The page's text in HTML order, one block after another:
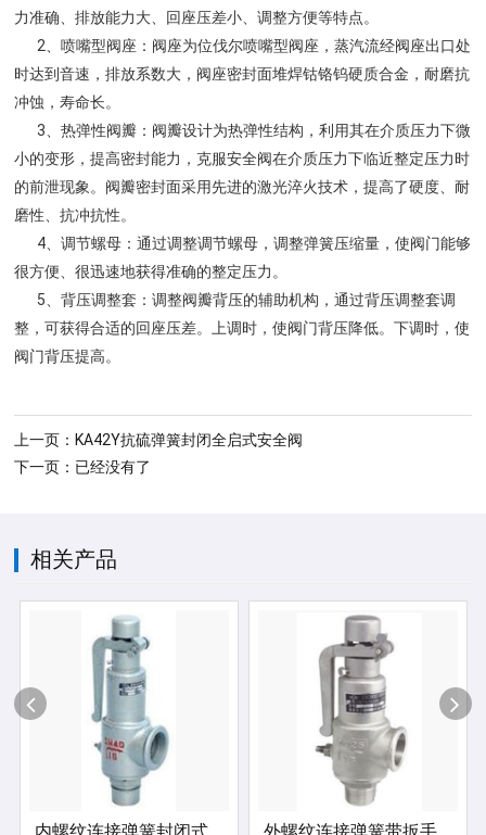
力准确、排放能力大、回座压差小、调整方便等特点。
2、喷嘴型阀座：阀座为位伐尔喷嘴型阀座，蒸汽流经阀座出口处
时达到音速，排放系数大，阀座密封面堆焊钴铬钨硬质合金，耐磨抗
冲蚀，寿命长。
3、热弹性阀瓣：阀瓣设计为热弹性结构，利用其在介质压力下微
小的变形，提高密封能力，克服安全阀在介质压力下临近整定压力时
的前泄现象。阀瓣密封面采用先进的激光淬火技术，提高了硬度、耐
磨性、抗冲抗性。
4、调节螺母：通过调整调节螺母，调整弹簧压缩量，使阀门能够
很方便、很迅速地获得准确的整定压力。
5、背压调整套：调整阀瓣背压的辅助机构，通过背压调整套调
整，可获得合适的回座压差。上调时，使阀门背压降低。下调时，使
阀门背压提高。
上一页：KA42Y抗硫弹簧封闭全启式安全阀
下一页：已经没有了
相关产品
外螺纹连接弹簧带扳手微启式安全阀